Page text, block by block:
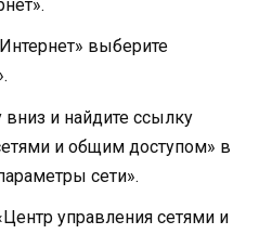
выберите
вниз и найдите ссылку
и общим доступом» в
сети».
управления сетями и